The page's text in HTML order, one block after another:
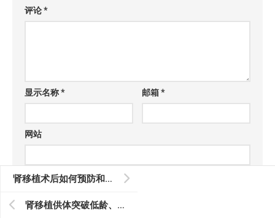
肾移植术后如何预防和治疗肺部感染
肾移植供体突破低龄、低体重极限，仁济和儿中心联合研究成果登器官移植权威杂志
评论*
显示名称* 邮箱*
网站
在此浏览器中保存我的显示名称、邮箱地址和网站地